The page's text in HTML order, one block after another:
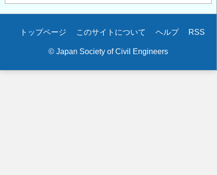
Secondary
トップページ このサイトについて ヘルプ RSS
© Japan Society of Civil Engineers